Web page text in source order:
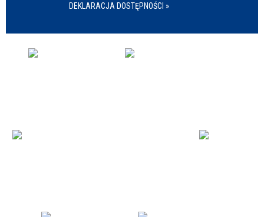
DEKLARACJA DOSTĘPNOŚCI »